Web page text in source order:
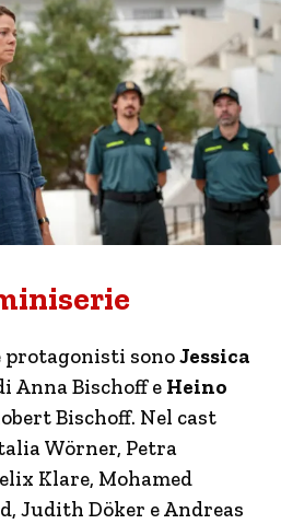
sonoJessica
Anna Bischoff e Heino
Bischoff. Nel cast
Wörner, Petra
Klare, Mohamed
, Judith Döker eAndreas